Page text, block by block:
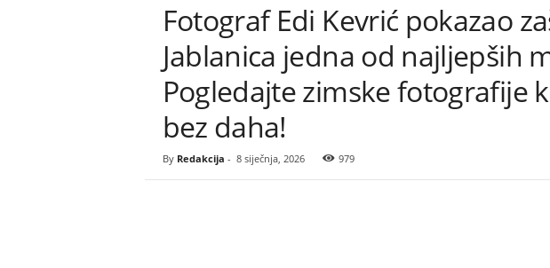
Fotograf Edi Kevrić pokazao
Jablanica jedna od najljepših
Pogledajte zimske fotografije
bez daha!
By Redakcija - 8 siječnja, 2026 979